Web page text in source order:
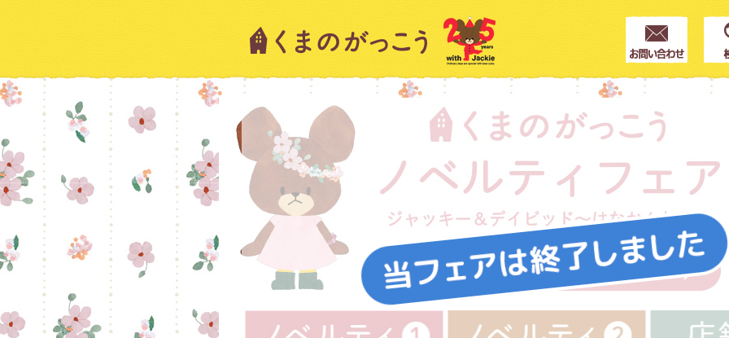
キャラクター紹介
ニュース
スタッフブログ
絵本・作家紹介